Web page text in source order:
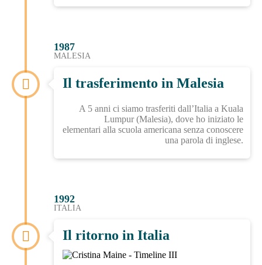
1987
MALESIA
Il trasferimento in Malesia
A 5 anni ci siamo trasferiti dall’Italia a Kuala
Lumpur (Malesia), dove ho iniziato le
elementari alla scuola americana senza conoscere
una parola di inglese.
1992
ITALIA
Il ritorno in Italia